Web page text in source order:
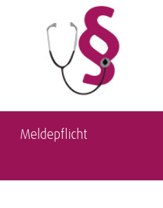
Meldepflicht